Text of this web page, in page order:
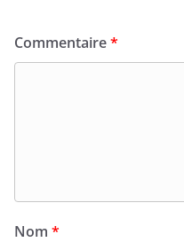
Commentaire*
Nom *